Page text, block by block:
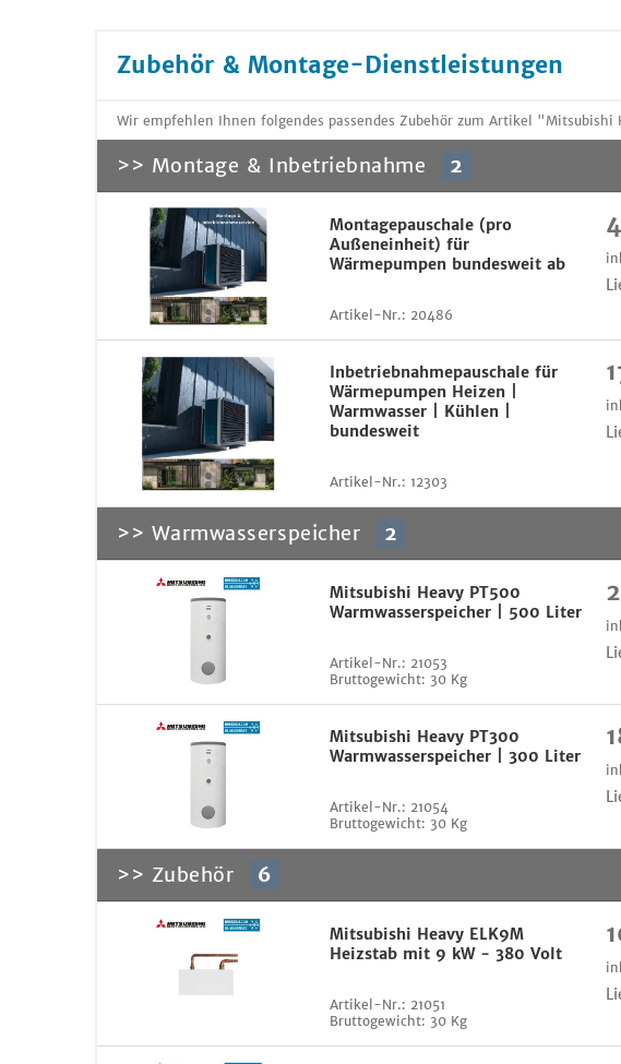
Zubehör & Montage-Dienstleistungen
Wir empfehlen Ihnen folgendes passendes Zubehör zum Artikel "Mitsubishi
>> Montage & Inbetriebnahme 2
Montagepauschale (pro
Außeneinheit) für
Wärmepumpen bundesweit ab
Artikel-Nr.: 20486
Inbetriebnahmepauschale für
Wärmepumpen Heizen |
Warmwasser | Kühlen |
bundesweit
Artikel-Nr.: 12303
>> Warmwasserspeicher 2
Mitsubishi Heavy PT500
Warmwasserspeicher | 500 Liter
Artikel-Nr.: 21053
Bruttogewicht: 30 Kg
Mitsubishi Heavy PT300
Warmwasserspeicher | 300 Liter
Artikel-Nr.: 21054
Bruttogewicht: 30 Kg
>> Zubehör 6
Mitsubishi Heavy ELK9M
Heizstab mit 9 kW - 380 Volt
Artikel-Nr.: 21051
Bruttogewicht: 30 Kg